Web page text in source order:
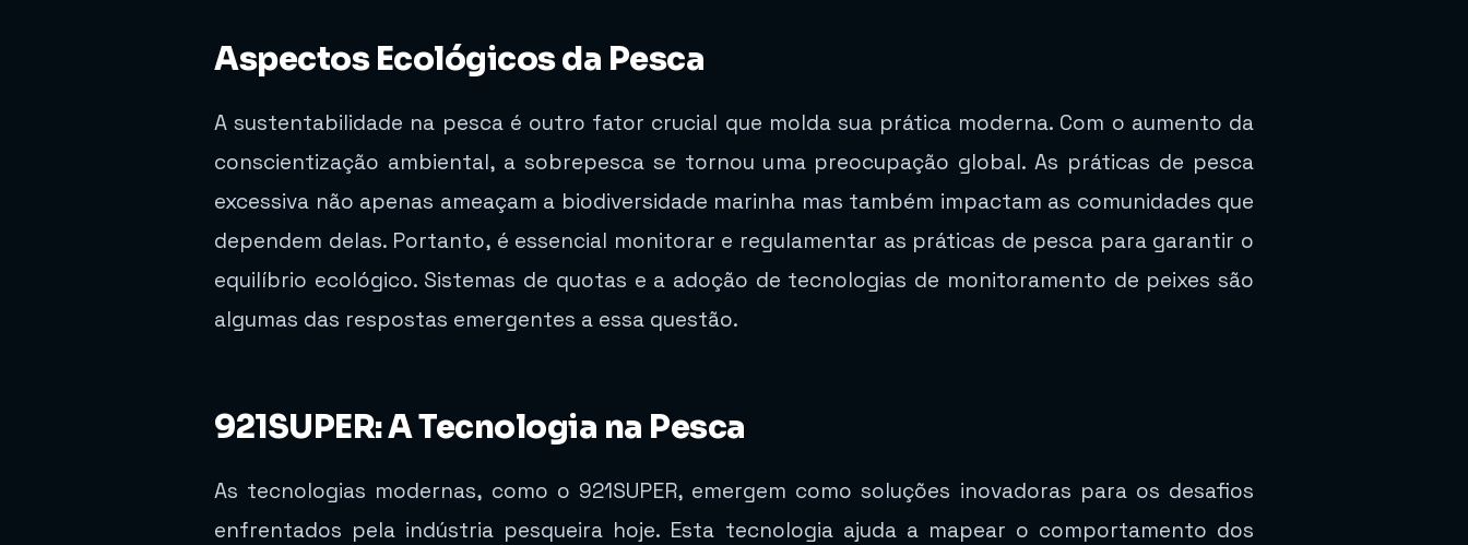
Aspectos Ecológicos da Pesca
A sustentabilidade na pesca é outro fator crucial que molda sua prática moderna. Com o aumento da
conscientização ambiental, a sobrepesca se tornou uma preocupação global. As práticas de pesca
excessiva não apenas ameaçam a biodiversidade marinha mas também impactam as comunidades que
dependem delas. Portanto, é essencial monitorar e regulamentar as práticas de pesca para garantir o
equilíbrio ecológico. Sistemas de quotas e a adoção de tecnologias de monitoramento de peixes são
algumas das respostas emergentes a essa questão.
921SUPER: A Tecnologia na Pesca
As tecnologias modernas, como o 921SUPER, emergem como soluções inovadoras para os desafios
enfrentados pela indústria pesqueira hoje. Esta tecnologia ajuda a mapear o comportamento dos